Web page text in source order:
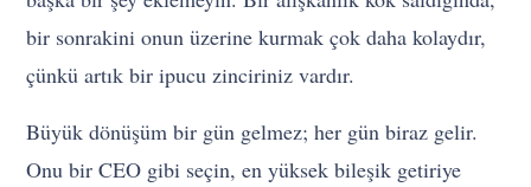
bir sonrakini onun üzerine kurmak çok daha kolaydır,
çünkü artık bir ipucu zinciriniz vardır.
Büyük dönüşüm bir gün gelmez; her gün biraz gelir.
Onu bir CEO gibi seçin, en yüksek bileşik getiriye